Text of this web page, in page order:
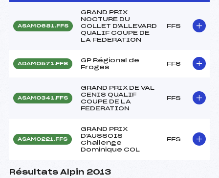
ASAM0681.FFS
GRAND PRIX
NOCTURE DU
COLLET D'ALLEVARD
QUALIF COUPE DE
LA FEDERATION
FFS
ADAM0571.FFS
GP Régional de
Froges
FFS
ASAM0341.FFS
GRAND PRIX DE VAL
CENIS QUALIF
COUPE DE LA
FEDERATION
FFS
ASAM0221.FFS
GRAND PRIX
D'AUSSOIS
Challenge
Dominique COL
FFS
Résultats Alpin 2013